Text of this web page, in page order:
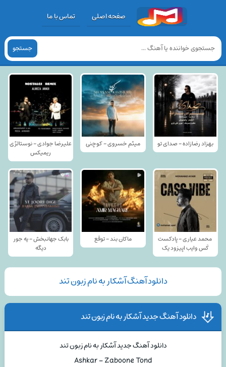
صفحه اصلی تماس با ما
جستجو
بهزاد رضازاده - صدای تو میثم خسروی - کوچنی
علیرضا جوادی - نوستالژی
ریمیکس
محمد عیاری - پادکست
کَس وایب اپیزود یک
ماکان بند - توقع
بابک جهانبخش - یه جور
دیگه
دانلود آهنگ آشکار به نام زبون تند
دانلود آهنگ جدید آشکار به نام زبون تند
دانلود آهنگ جدید آشکار به نام زبون تند
Ashkar – Zaboone Tond